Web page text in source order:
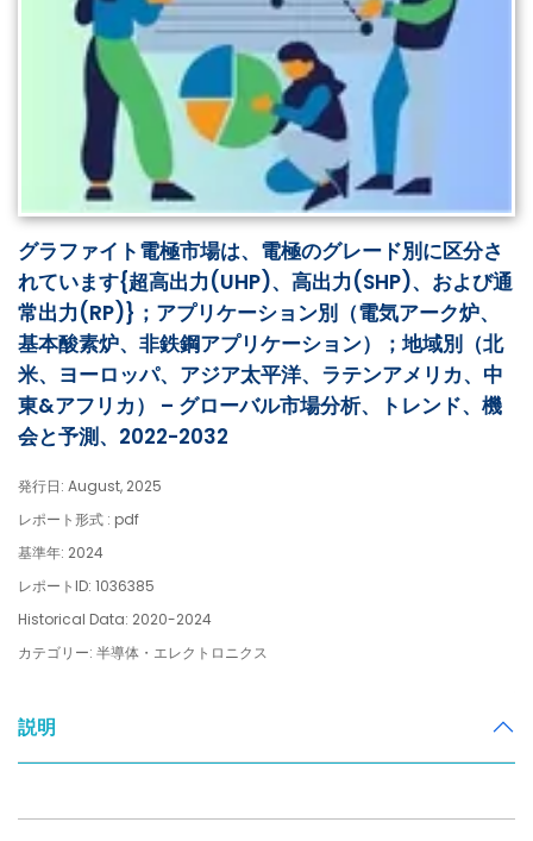
グラファイト電極市場は、電極のグレード別に区分さ
れています{超高出力(UHP)、高出力(SHP)、および通
常出力(RP)}；アプリケーション別（電気アーク炉、
基本酸素炉、非鉄鋼アプリケーション）；地域別（北
米、ヨーロッパ、アジア太平洋、ラテンアメリカ、中
東&アフリカ） – グローバル市場分析、トレンド、機
会と予測、2022-2032
発行日: August, 2025
レポート形式 : pdf
基準年: 2024
レポートID: 1036385
Historical Data: 2020-2024
カテゴリー: 半導体・エレクトロニクス
説明